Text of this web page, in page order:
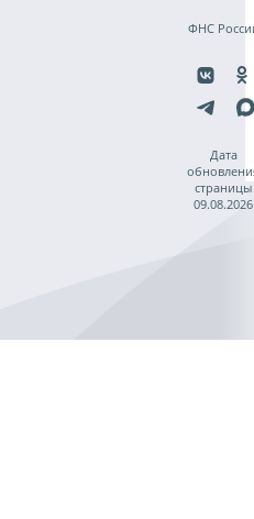
ФНС
Дата
страницы
09.08.2026